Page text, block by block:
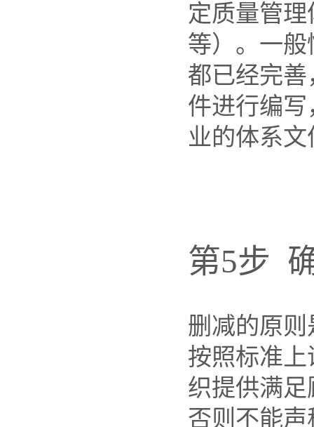
定质量管
等）。一
都已经完
件进行编
业的体系文
第5步
删减的原
按照标准
织提供满
否则不能